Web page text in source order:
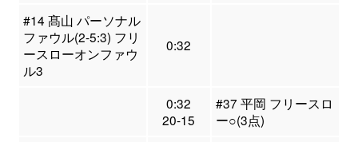
#14 髙山 パーソナル
ファウル(2-5:3) フリ
ースローオンファウ
ル3
0:32
0:32
20-15
#37 平岡 フリースロ
ー○(3点)